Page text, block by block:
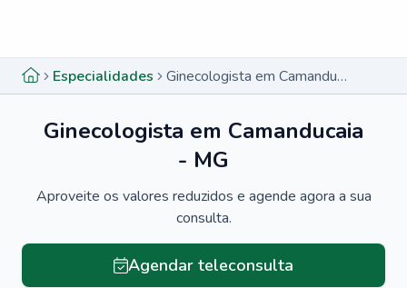
Especialidades Ginecologista em Camanducaia - MG
Ginecologista em Camanducaia
- MG
Aproveite os valores reduzidos e agende agora a sua
consulta.
Agendar teleconsulta